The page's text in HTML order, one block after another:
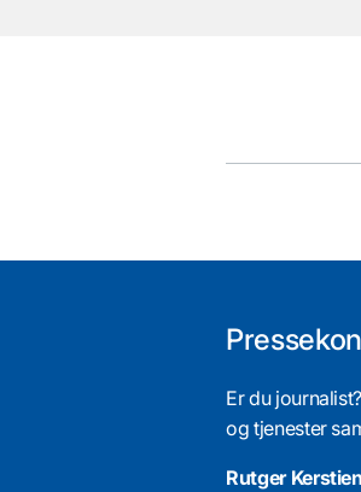
Er du
og tjenester
Rutger